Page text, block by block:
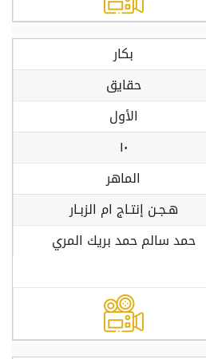
بكار
حقايق
الأول
١٠
الماهر
هـجـن إنتـاج ام الزبـار
حمد سالم حمد بريك المري